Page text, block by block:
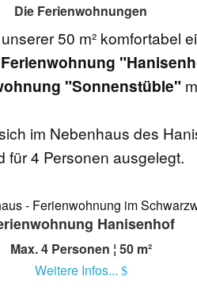
Die Ferienwohnungen
50 m² komfortabel
Ferienwohnung
"Sonnenstüble"
im Nebenhaus des
für 4 Personen ausgelegt.
Hanisenhof
Max. 4 Personen ¦ 50 m²
Weitere Infos...